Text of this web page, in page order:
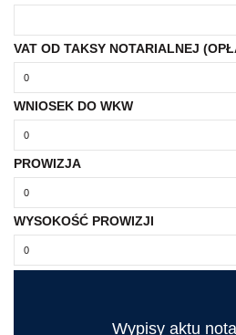
VAT OD TAKSY NOTARIALNEJ
WNIOSEK DO WKW
PROWIZJA
WYSOKOŚĆ PROWIZJI
Wypisy aktu